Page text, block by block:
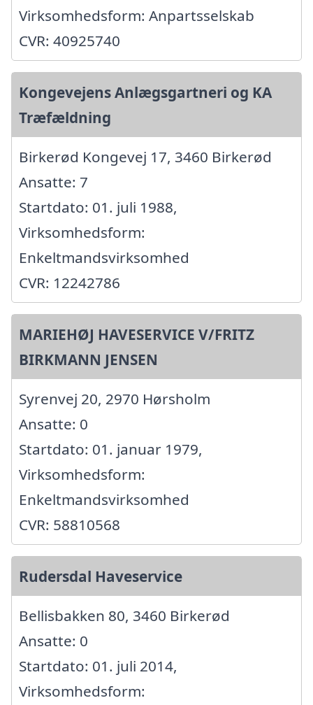
Virksomhedsform: Anpartsselskab
CVR: 40925740
Kongevejens Anlægsgartneri og KA
Træfældning
Birkerød Kongevej 17, 3460 Birkerød
Ansatte: 7
Startdato: 01. juli 1988,
Virksomhedsform:
Enkeltmandsvirksomhed
CVR: 12242786
MARIEHØJ HAVESERVICE V/FRITZ
BIRKMANN JENSEN
Syrenvej 20, 2970 Hørsholm
Ansatte: 0
Startdato: 01. januar 1979,
Virksomhedsform:
Enkeltmandsvirksomhed
CVR: 58810568
Rudersdal Haveservice
Bellisbakken 80, 3460 Birkerød
Ansatte: 0
Startdato: 01. juli 2014,
Virksomhedsform: